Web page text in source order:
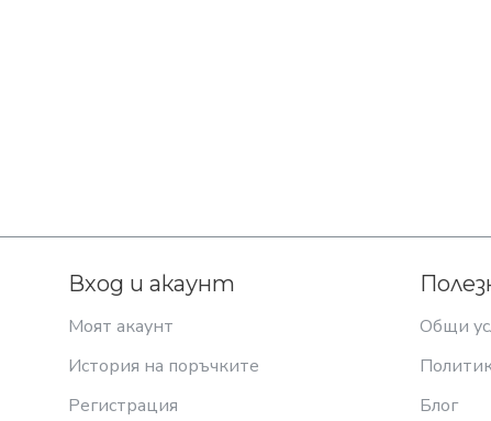
Вход и акаунт
Моят акаунт
История на поръчките
Регистрация
Общи
Блог